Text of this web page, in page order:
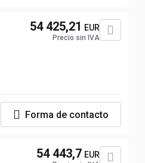
54 425,21 EUR
Precio sin IVA
Forma de contacto
54 443,7 EUR